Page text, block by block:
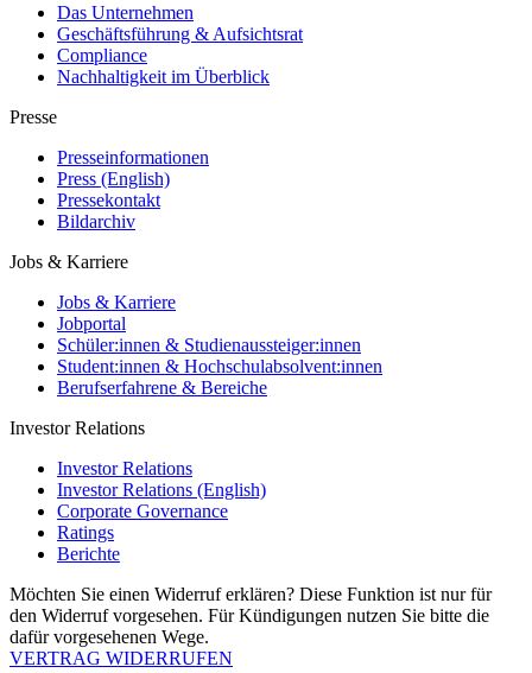
Das Unternehmen
Geschäftsführung & Aufsichtsrat
Compliance
Nachhaltigkeit im Überblick
Presse
Presseinformationen
Press (English)
Pressekontakt
Bildarchiv
Jobs & Karriere
Jobs & Karriere
Jobportal
Schüler:innen & Studienaussteiger:innen
Student:innen & Hochschulabsolvent:innen
Berufserfahrene & Bereiche
Investor Relations
Investor Relations
Investor Relations (English)
Corporate Governance
Ratings
Berichte
Möchten Sie einen Widerruf erklären? Diese Funktion ist nur für
den Widerruf vorgesehen. Für Kündigungen nutzen Sie bitte die
dafür vorgesehenen Wege.
VERTRAG WIDERRUFEN